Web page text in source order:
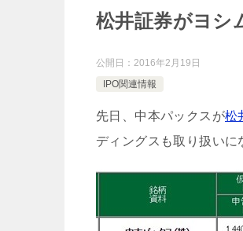
松井証券がヨシ
公開日： 2016年2月19日
IPO関連情報
先日、中本パックスが松
ディングスも取り扱いに